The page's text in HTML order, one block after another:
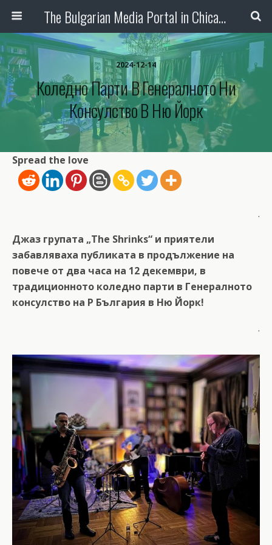
The Bulgarian Media Portal in Chicago
2024-12-14
Коледно Парти В Генералното Ни
Консулство В Ню Йорк
Spread the love
.
Джаз групата „The Shrinks“ и приятели
забавляваха публиката в продължение на
повече от два часа на 12 декември, в
традиционното коледно парти в Генералното
консулство на Р България в Ню Йорк!
.